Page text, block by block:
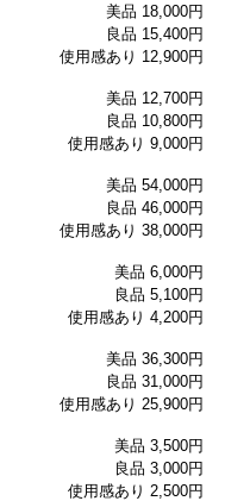
美品 18,000円
良品 15,400円
使用感あり 12,900円
美品 12,700円
良品 10,800円
使用感あり 9,000円
美品 54,000円
良品 46,000円
使用感あり 38,000円
美品 6,000円
良品 5,100円
使用感あり 4,200円
美品 36,300円
良品 31,000円
使用感あり 25,900円
美品 3,500円
良品 3,000円
使用感あり 2,500円